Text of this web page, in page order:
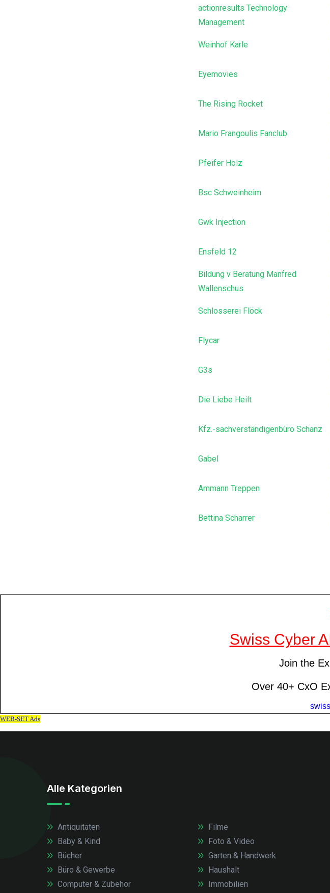
actionresults Technology
Management
Weinhof Karle
Eyemovies
The Rising Rocket
Mario Frangoulis Fanclub
Pfeifer Holz
Bsc Schweinheim
Gwk Injection
Ensfeld 12
Bildung v Beratung Manfred
Wallenschus
Schlosserei Flöck
Flycar
G3s
Die Liebe Heilt
Kfz.-sachverständigenbüro Schanz
Gabel
Ammann Treppen
Bettina Scharrer
Alle Kategorien
Antiquitäten
Baby & Kind
Bücher
Büro & Gewerbe
Computer & Zubehör
Filme
Foto & Video
Garten & Handwerk
Haushalt
Immobilien